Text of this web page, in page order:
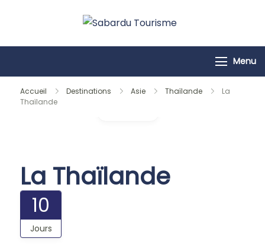
Tourisme
Menu
Accueil Destinations Asie Thaïlande
La
Thaïlande
La Thaïlande
10
Jours